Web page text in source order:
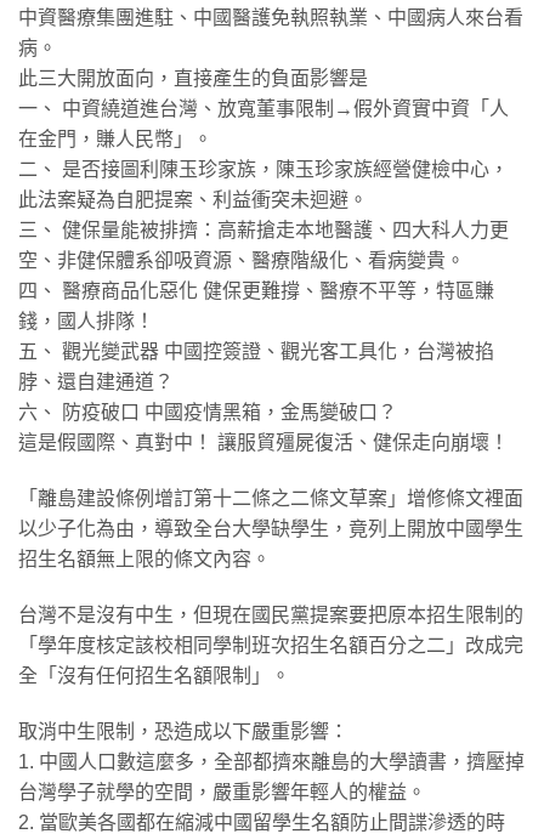
中資醫療集團進駐、中國醫護免執照執業、中國病人來台看
病。
此三大開放面向，直接產生的負面影響是
一、 中資繞道進台灣、放寬董事限制→假外資實中資「人
在金門，賺人民幣」。
二、 是否接圖利陳玉珍家族，陳玉珍家族經營健檢中心，
此法案疑為自肥提案、利益衝突未迴避。
三、 健保量能被排擠：高薪搶走本地醫護、四大科人力更
空、非健保體系卻吸資源、醫療階級化、看病變貴。
四、 醫療商品化惡化 健保更難撐、醫療不平等，特區賺
錢，國人排隊！
五、 觀光變武器 中國控簽證、觀光客工具化，台灣被掐
脖、還自建通道？
六、 防疫破口 中國疫情黑箱，金馬變破口？
這是假國際、真對中！ 讓服貿殭屍復活、健保走向崩壞！
​「離島建設條例增訂第十二條之二條文草案」增修條文裡面
以少子化為由，導致全台大學缺學生，竟列上開放中國學生
招生名額無上限的條文內容。
​台灣不是沒有中生，但現在國民黨提案要把原本招生限制的
「學年度核定該校相同學制班次招生名額百分之二」改成完
全「沒有任何招生名額限制」。
​取消中生限制，恐造成以下嚴重影響：
1. 中國人口數這麼多，全部都擠來離島的大學讀書，擠壓掉
台灣學子就學的空間，嚴重影響年輕人的權益。
2. 當歐美各國都在縮減中國留學生名額防止間諜滲透的時